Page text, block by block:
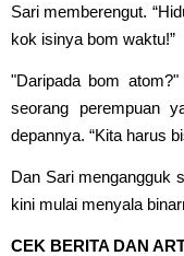
Sari memberengut.
kok isinya bom waktu!”
"Daripada bom
seorang perempuan
depannya. “Kita harus
Dan Sari mengangguk
kini mulai menyala
CEK BERITA DAN